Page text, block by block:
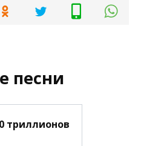
песни
триллионов